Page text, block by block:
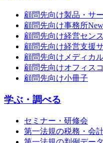
顧問先向け製品・サ
顧問先向け事務所
顧問先向け経営セン
顧問先向け経営支援
顧問先向けメディカ
顧問先向けオフィス
顧問先向け小冊子
学ぶ・調べる
セミナー・研修会
第一法規の税務・会